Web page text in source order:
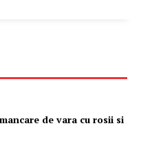
de vara cu rosii si